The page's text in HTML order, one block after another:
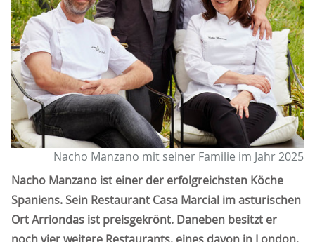
Nacho Manzano mit seiner Familie im Jahr 2025
Nacho Manzano ist einer der erfolgreichsten Köche
Spaniens. Sein Restaurant Casa Marcial im asturischen
Ort Arriondas ist preisgekrönt. Daneben besitzt er